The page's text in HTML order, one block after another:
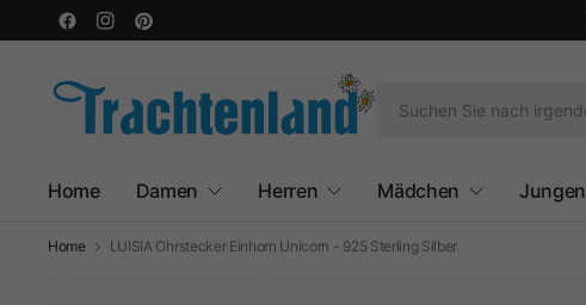
Home Damen Herren Mädchen Jungen
Home LUISIA Ohrstecker Einhorn Unicorn - 925 Sterling Silber